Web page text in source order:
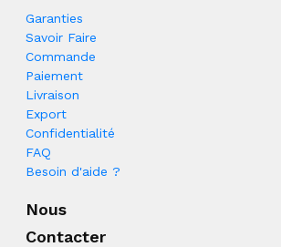
Garanties
Savoir Faire
Commande
Paiement
Livraison
Export
Confidentialité
FAQ
Besoin d'aide ?
Nous
Contacter